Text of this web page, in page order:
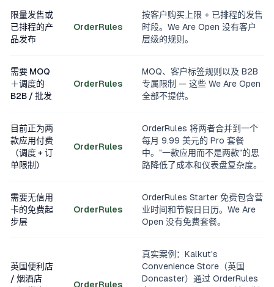
限量发售或
已排程的产
品发布
OrderRules
按客户购买上限 + 已排程的发售
时段。We Are Open 没有客户
层级的规则。
需要 MOQ
＋调度的
B2B / 批发
OrderRules
MOQ、客户标签规则以及 B2B
专属限制 — 这些 We Are Open
全部不提供。
目前正为两
款应用付费
（调度 + 订
单限制）
OrderRules
OrderRules 将两者合并到一个
每月 9.99 美元的 Pro 套餐
中。"一款应用而不是两款"的思
路降低了成本和仪表盘复杂度。
需要无信用
卡的免费起
步层
OrderRules
OrderRules Starter 免费包含营
业时间和节假日日历。We Are
Open 没有免费套餐。
英国便利店
/ 烟酒店
OrderRules
真实案例：Kalkut's
Convenience Store（英国
Doncaster）通过 OrderRules